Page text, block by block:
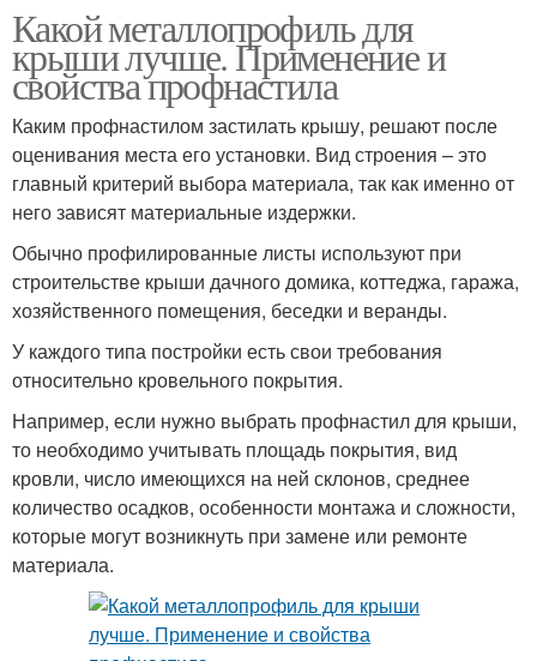
Какой металлопрофиль для
крыши лучше. Применение и
свойства профнастила
Каким профнастилом застилать крышу, решают после
оценивания места его установки. Вид строения – это
главный критерий выбора материала, так как именно от
него зависят материальные издержки.
Обычно профилированные листы используют при
строительстве крыши дачного домика, коттеджа, гаража,
хозяйственного помещения, беседки и веранды.
У каждого типа постройки есть свои требования
относительно кровельного покрытия.
Например, если нужно выбрать профнастил для крыши,
то необходимо учитывать площадь покрытия, вид
кровли, число имеющихся на ней склонов, среднее
количество осадков, особенности монтажа и сложности,
которые могут возникнуть при замене или ремонте
материала.